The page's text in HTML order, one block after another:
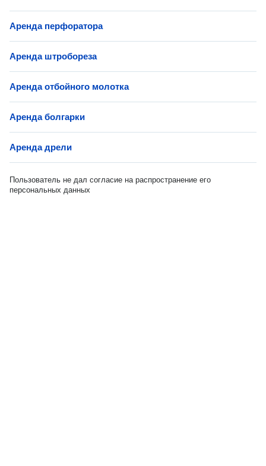
Аренда перфоратора
Аренда штробореза
Аренда отбойного молотка
Аренда болгарки
Аренда дрели
Пользователь не дал согласие на распространение его
персональных данных